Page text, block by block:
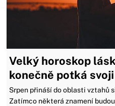
Velký horoskop
konečně potká
Srpen přináší do oblasti vztahů
Zatímco některá znamení